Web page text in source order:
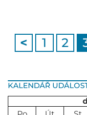
KALENDÁŘ
< 1 2